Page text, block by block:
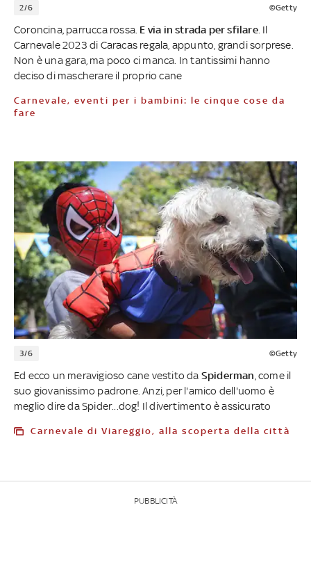
2/6 ©Getty
Coroncina, parrucca rossa. E via in strada per sfilare. Il
Carnevale 2023 di Caracas regala, appunto, grandi sorprese.
Non è una gara, ma poco ci manca. In tantissimi hanno
deciso di mascherare il proprio cane
Carnevale, eventi per i bambini: le cinque cose da
fare
3/6 ©Getty
Ed ecco un meravigioso cane vestito da Spiderman , come il
suo giovanissimo padrone. Anzi, per l'amico dell'uomo è
meglio dire da Spider...dog! Il divertimento è assicurato
Carnevale di Viareggio, alla scoperta della città
PUBBLICITÀ